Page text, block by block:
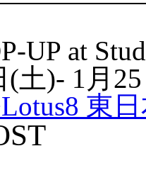
UP at
(土)- 1月
東